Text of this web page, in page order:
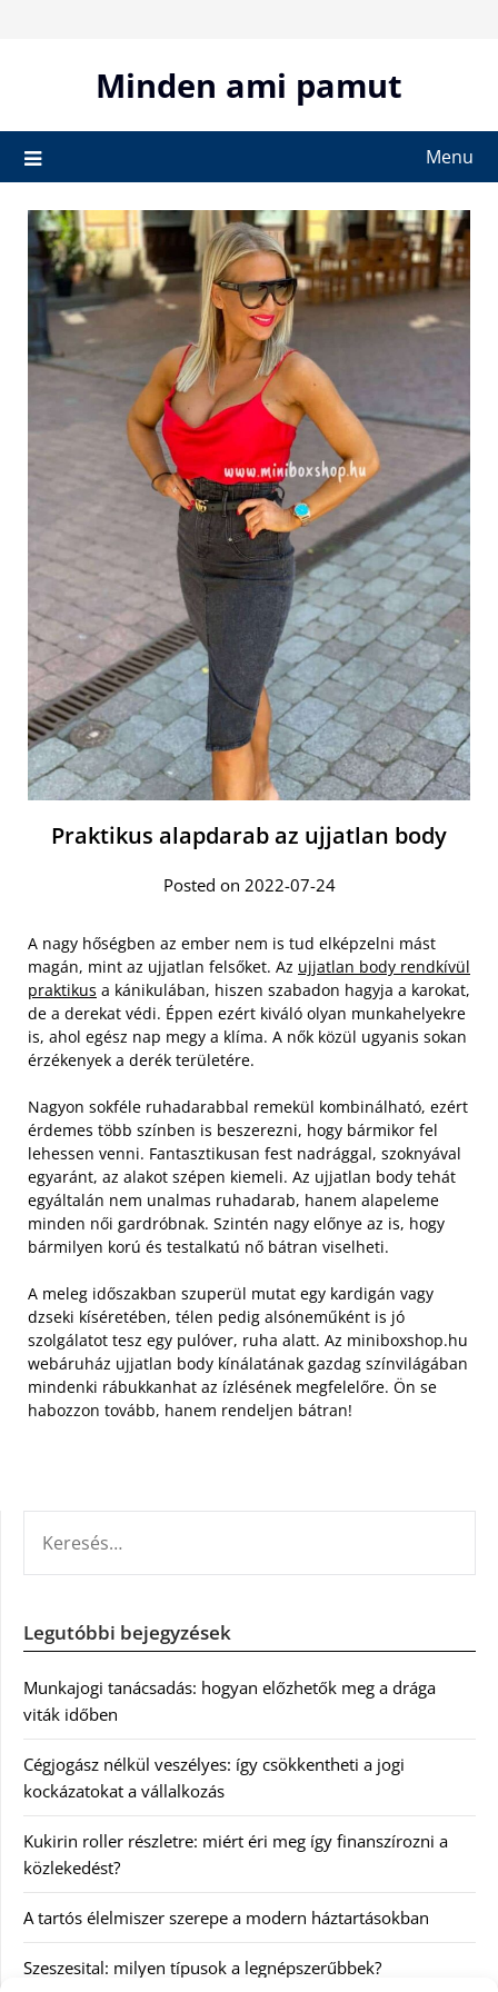
Minden ami pamut
Menu
Praktikus alapdarab az ujjatlan body
Posted on 2022-07-24
A nagy hőségben az ember nem is tud elképzelni mást
magán, mint az ujjatlan felsőket. Az ujjatlan body rendkívül
praktikus a kánikulában, hiszen szabadon hagyja a karokat,
de a derekat védi. Éppen ezért kiváló olyan munkahelyekre
is, ahol egész nap megy a klíma. A nők közül ugyanis sokan
érzékenyek a derék területére.
Nagyon sokféle ruhadarabbal remekül kombinálható, ezért
érdemes több színben is beszerezni, hogy bármikor fel
lehessen venni. Fantasztikusan fest nadrággal, szoknyával
egyaránt, az alakot szépen kiemeli. Az ujjatlan body tehát
egyáltalán nem unalmas ruhadarab, hanem alapeleme
minden női gardróbnak. Szintén nagy előnye az is, hogy
bármilyen korú és testalkatú nő bátran viselheti.
A meleg időszakban szuperül mutat egy kardigán vagy
dzseki kíséretében, télen pedig alsóneműként is jó
szolgálatot tesz egy pulóver, ruha alatt. Az miniboxshop.hu
webáruház ujjatlan body kínálatának gazdag színvilágában
mindenki rábukkanhat az ízlésének megfelelőre. Ön se
habozzon tovább, hanem rendeljen bátran!
Legutóbbi bejegyzések
Munkajogi tanácsadás: hogyan előzhetők meg a drága
viták időben
Cégjogász nélkül veszélyes: így csökkentheti a jogi
kockázatokat a vállalkozás
Kukirin roller részletre: miért éri meg így finanszírozni a
közlekedést?
A tartós élelmiszer szerepe a modern háztartásokban
Szeszesital: milyen típusok a legnépszerűbbek?